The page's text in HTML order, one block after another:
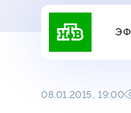
08.01.2015, 19:00